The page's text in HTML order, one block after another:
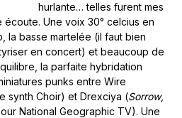
hurlante… telles furent mes
écoute. Une voix 30° celcius en
la basse martelée (il faut bien
en concert) et beaucoup de
la parfaite hybridation
punks entre Wire
synth Choir) et Drexciya (Sorrow,
National Geographic TV). Une